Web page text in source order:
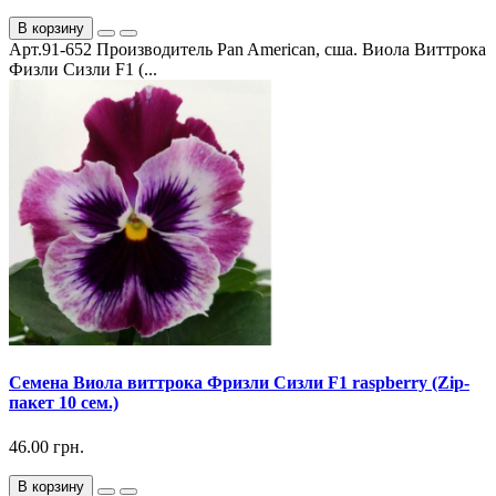
В корзину
Арт.91-652 Производитель Pan American, сша. Виола Виттрока
Физли Сизли F1 (...
Семена Виола виттрока Фризли Сизли F1 raspberry (Zip-
пакет 10 сем.)
46.00 грн.
В корзину